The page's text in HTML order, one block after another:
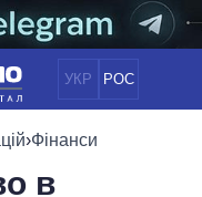
УКР РОС
›Фінанси
в